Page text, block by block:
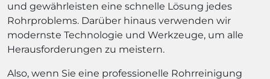
und gewährleisten eine schnelle Lösung jedes
Rohrproblems. Darüber hinaus verwenden wir
modernste Technologie und Werkzeuge, um alle
Herausforderungen zu meistern.
Also, wenn Sie eine professionelle Rohrreinigung